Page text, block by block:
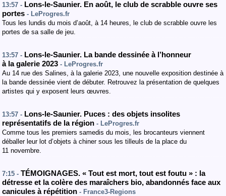
13:57 - Lons-le-Saunier. En août, le club de scrabble ouvre ses
portes - LeProgres.fr
Tous les lundis du mois d’août, à 14 heures, le club de scrabble ouvre les
portes de sa salle de jeu.
13:57 - Lons-le-Saunier. La bande dessinée à l’honneur
à la galerie 2023 - LeProgres.fr
Au 14 rue des Salines, à la galerie 2023, une nouvelle exposition destinée à
la bande dessinée vient de débuter. Retrouvez la présentation de quelques
artistes qui y exposent leurs œuvres.
13:57 - Lons-le-Saunier. Puces : des objets insolites
représentatifs de la région - LeProgres.fr
Comme tous les premiers samedis du mois, les brocanteurs viennent
déballer leur lot d’objets à chiner sous les tilleuls de la place du
11 novembre.
7:15 - TÉMOIGNAGES. « Tout est mort, tout est foutu » : la
détresse et la colère des maraîchers bio, abandonnés face aux
canicules à répétition - France3-Regions